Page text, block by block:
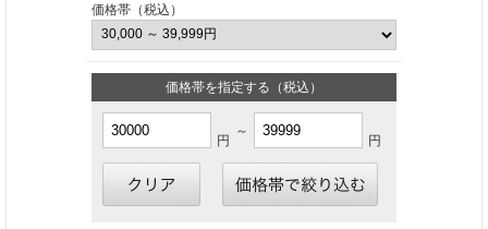
価格帯（税込）
価格帯を指定する（税込）
円
～
円